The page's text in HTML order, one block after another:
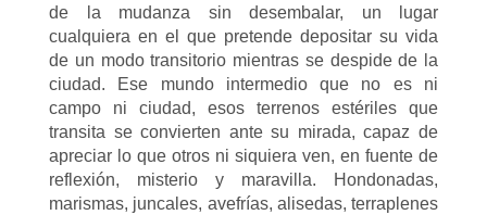
de la mudanza sin desembalar, un lugar
cualquiera en el que pretende depositar su vida
de un modo transitorio mientras se despide de la
ciudad. Ese mundo intermedio que no es ni
campo ni ciudad, esos terrenos estériles que
transita se convierten ante su mirada, capaz de
apreciar lo que otros ni siquiera ven, en fuente de
reflexión, misterio y maravilla. Hondonadas,
marismas, juncales, avefrías, alisedas, terraplenes